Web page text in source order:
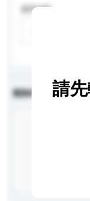
適用年齡
查詢內容
請